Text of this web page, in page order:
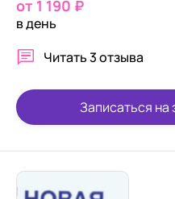
от 1 190 ₽
в день
Читать3 отзыва
Записаться на